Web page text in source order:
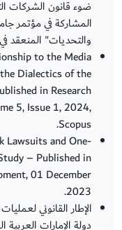
المشاركة في مؤتمر
والتحديات" المنعقد في تركيا
to the Media
Dialectics of the
in Research
5, Issue 1, 2024,
Scopus.
Lawsuits and One-
– Published in
01 December
2023.
الإطار القانوني
دولة الإمارات العربية